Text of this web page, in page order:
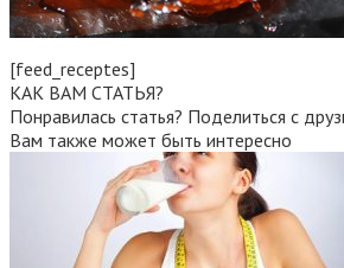
[feed_receptes]
КАК ВАМ СТАТЬЯ?
Понравилась статья? Поделиться с
Вам также может быть интересно